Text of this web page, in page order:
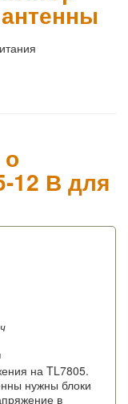
12 В для
на TL7805.
нужны блоки
в